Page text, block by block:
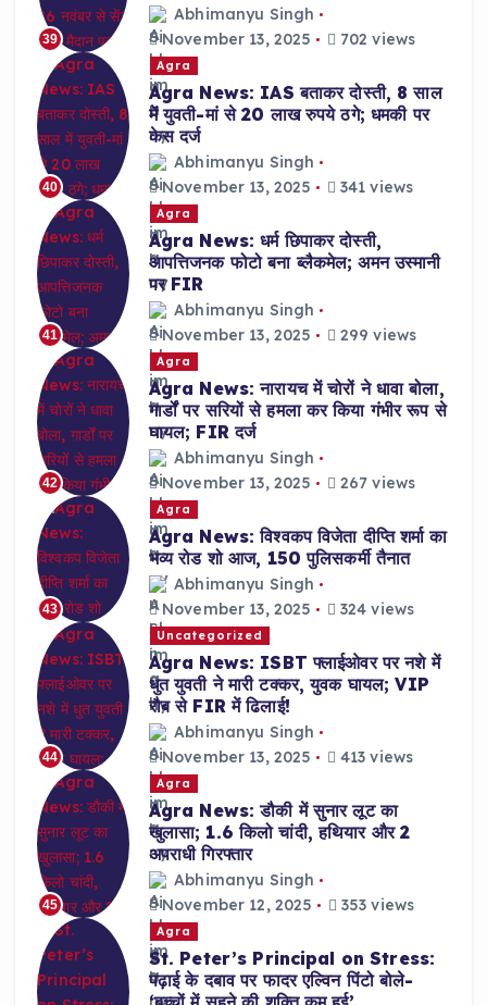
39
Abhimanyu Singh
November 13, 2025
702 views
40
Agra
Agra News: IAS बताकर दोस्ती, 8 साल
में युवती-मां से 20 लाख रुपये ठगे; धमकी पर
केस दर्ज
Abhimanyu Singh
November 13, 2025
341 views
41
Agra
Agra News: धर्म छिपाकर दोस्ती,
आपत्तिजनक फोटो बना ब्लैकमेल; अमन उस्मानी
पर FIR
Abhimanyu Singh
November 13, 2025
299 views
42
Agra
Agra News: नारायच में चोरों ने धावा बोला,
गार्डों पर सरियों से हमला कर किया गंभीर रूप से
घायल; FIR दर्ज
Abhimanyu Singh
November 13, 2025
267 views
43
Agra
Agra News: विश्वकप विजेता दीप्ति शर्मा का
भव्य रोड शो आज, 150 पुलिसकर्मी तैनात
Abhimanyu Singh
November 13, 2025
324 views
44
Uncategorized
Agra News: ISBT फ्लाईओवर पर नशे में
धुत युवती ने मारी टक्कर, युवक घायल; VIP
रौब से FIR में ढिलाई!
Abhimanyu Singh
November 13, 2025
413 views
45
Agra
Agra News: डौकी में सुनार लूट का
खुलासा; 1.6 किलो चांदी, हथियार और 2
अपराधी गिरफ्तार
Abhimanyu Singh
November 12, 2025
353 views
Agra
St. Peter’s Principal on Stress:
पढ़ाई के दबाव पर फादर एल्विन पिंटो बोले-